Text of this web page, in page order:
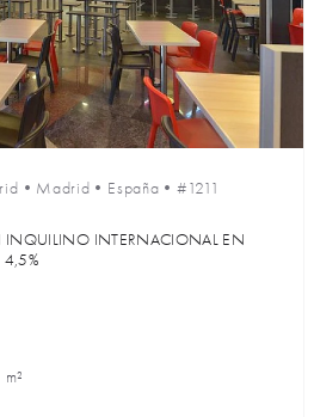
• Madrid • España •#1211
INQUILINO INTERNACIONAL EN
4,5%